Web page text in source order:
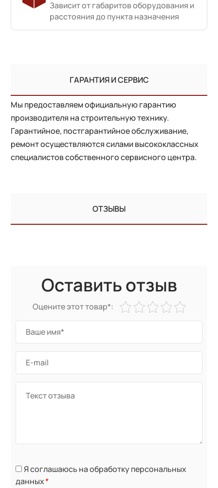
Зависит от габаритов оборудования и
расстояния до пункта назначения
ГАРАНТИЯ И СЕРВИС
Мы предоставляем официальную гарантию
производителя на строительную технику.
Гарантийное, постгарантийное обслуживание,
ремонт осуществляются силами высококлассных
специалистов собственного сервисного центра.
ОТЗЫВЫ
Оставить отзыв
Оцените этот товар*:
Я соглашаюсь на обработку персональных
данных*